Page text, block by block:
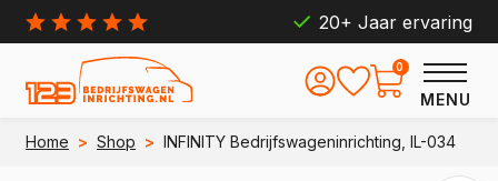
20+ Jaar ervaring
MENU
0
Home > Shop > INFINITY Bedrijfswageninrichting, IL-034